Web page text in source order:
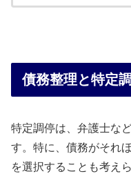
債務整理と特定
特定調停は、弁護士な
す。特に、債務がそれ
を選択することも考え